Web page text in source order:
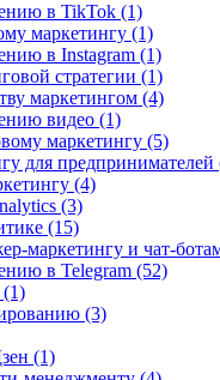
в TikTok (1)
маркетингу (1)
в Instagram (1)
стратегии (1)
маркетингом (4)
видео (1)
маркетингу (5)
для предпринимателей
(4)
(3)
(15)
маркетингу и чат-
в Telegram (52)
(3)
(1)